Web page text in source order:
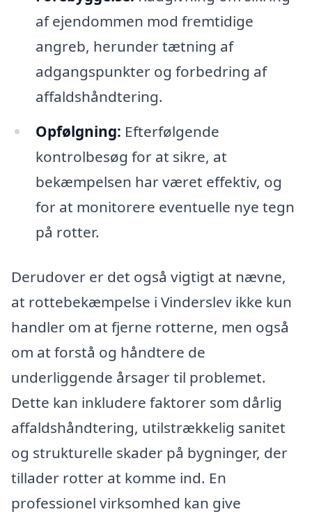
af ejendommen mod fremtidige
angreb, herunder tætning af
adgangspunkter og forbedring af
affaldshåndtering.
Opfølgning: Efterfølgende
kontrolbesøg for at sikre, at
bekæmpelsen har været effektiv, og
for at monitorere eventuelle nye tegn
på rotter.
Derudover er det også vigtigt at nævne,
at rottebekæmpelse i Vinderslev ikke kun
handler om at fjerne rotterne, men også
om at forstå og håndtere de
underliggende årsager til problemet.
Dette kan inkludere faktorer som dårlig
affaldshåndtering, utilstrækkelig sanitet
og strukturelle skader på bygninger, der
tillader rotter at komme ind. En
professionel virksomhed kan give